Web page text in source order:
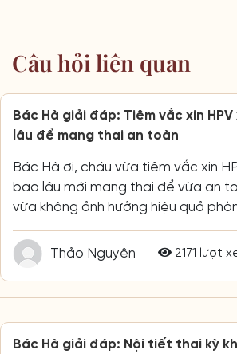
Câu hỏi liên quan
Bác Hà giải đáp: Tiêm vắc xin
lâu để mang thai an toàn
Bác Hà ơi, cháu vừa tiêm vắc xin
bao lâu mới mang thai để vừa an
vừa không ảnh hưởng hiệu quả
Thảo Nguyên 2171 lượt
Bác Hà giải đáp: Nội tiết thai kỳ